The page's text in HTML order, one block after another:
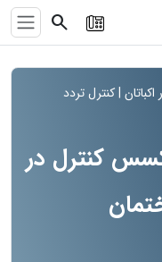
search
| کنترل تردد
کنترل در